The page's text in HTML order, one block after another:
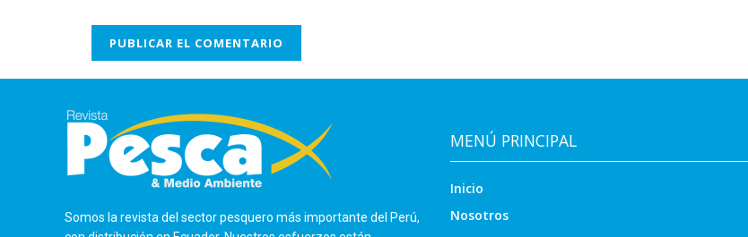
Somos la revista del sector pesquero más importante del Perú,
MENÚ PRINCIPAL
Inicio
Nosotros